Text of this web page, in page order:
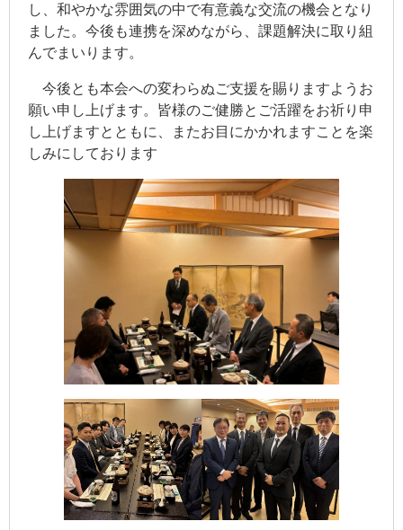
し、和やかな雰囲気の中で有意義な交流の機会となり
ました。今後も連携を深めながら、課題解決に取り組
んでまいります。
今後とも本会への変わらぬご支援を賜りますようお
願い申し上げます。皆様のご健勝とご活躍をお祈り申
し上げますとともに、またお目にかかれますことを楽
しみにしております